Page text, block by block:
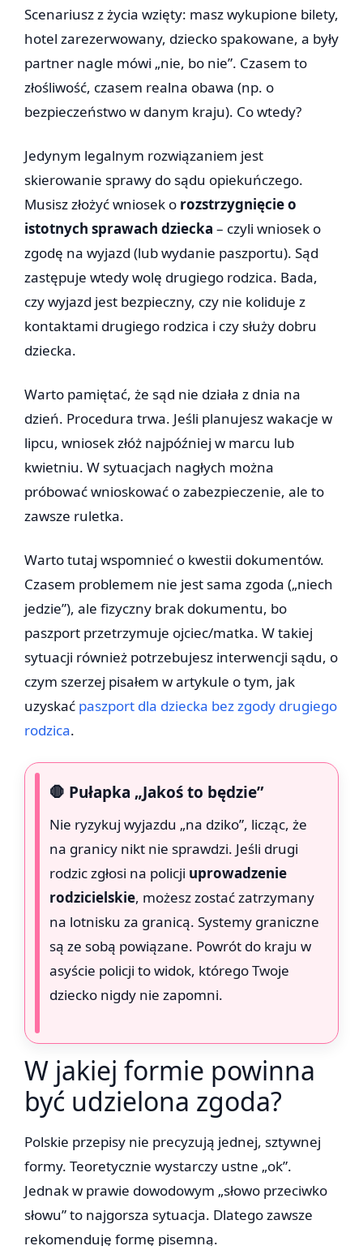
Scenariusz z życia wzięty: masz wykupione bilety,
hotel zarezerwowany, dziecko spakowane, a były
partner nagle mówi „nie, bo nie”. Czasem to
złośliwość, czasem realna obawa (np. o
bezpieczeństwo w danym kraju). Co wtedy?
Jedynym legalnym rozwiązaniem jest
skierowanie sprawy do sądu opiekuńczego.
Musisz złożyć wniosek o rozstrzygnięcie o
istotnych sprawach dziecka – czyli wniosek o
zgodę na wyjazd (lub wydanie paszportu). Sąd
zastępuje wtedy wolę drugiego rodzica. Bada,
czy wyjazd jest bezpieczny, czy nie koliduje z
kontaktami drugiego rodzica i czy służy dobru
dziecka.
Warto pamiętać, że sąd nie działa z dnia na
dzień. Procedura trwa. Jeśli planujesz wakacje w
lipcu, wniosek złóż najpóźniej w marcu lub
kwietniu. W sytuacjach nagłych można
próbować wnioskować o zabezpieczenie, ale to
zawsze ruletka.
Warto tutaj wspomnieć o kwestii dokumentów.
Czasem problemem nie jest sama zgoda („niech
jedzie”), ale fizyczny brak dokumentu, bo
paszport przetrzymuje ojciec/matka. W takiej
sytuacji również potrzebujesz interwencji sądu, o
czym szerzej pisałem w artykule o tym, jak
uzyskać paszport dla dziecka bez zgody drugiego
rodzica.
🛑 Pułapka „Jakoś to będzie”
Nie ryzykuj wyjazdu „na dziko”, licząc, że
na granicy nikt nie sprawdzi. Jeśli drugi
rodzic zgłosi na policji uprowadzenie
rodzicielskie, możesz zostać zatrzymany
na lotnisku za granicą. Systemy graniczne
są ze sobą powiązane. Powrót do kraju w
asyście policji to widok, którego Twoje
dziecko nigdy nie zapomni.
W jakiej formie powinna
być udzielona zgoda?
Polskie przepisy nie precyzują jednej, sztywnej
formy. Teoretycznie wystarczy ustne „ok”.
Jednak w prawie dowodowym „słowo przeciwko
słowu” to najgorsza sytuacja. Dlatego zawsze
rekomenduję formę pisemną.